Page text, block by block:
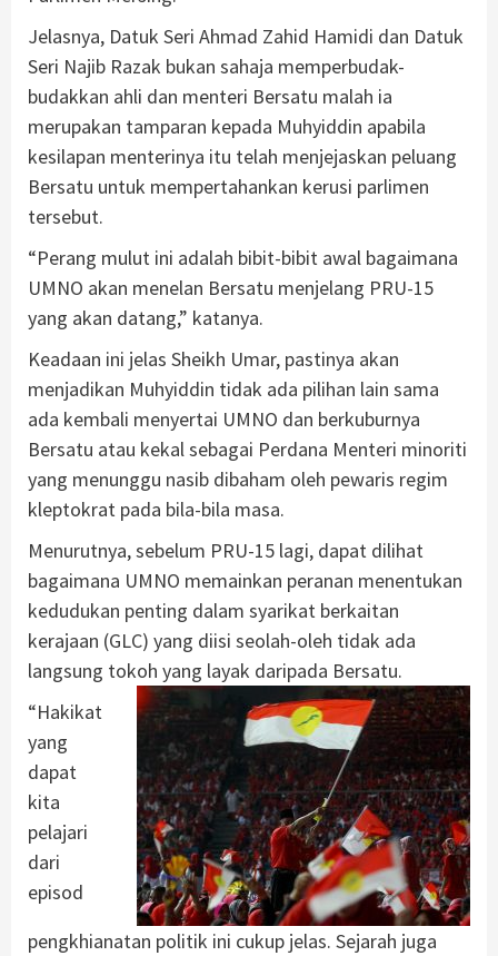
Jelasnya, Datuk Seri Ahmad Zahid Hamidi dan Datuk
Seri Najib Razak bukan sahaja memperbudak-
budakkan ahli dan menteri Bersatu malah ia
merupakan tamparan kepada Muhyiddin apabila
kesilapan menterinya itu telah menjejaskan peluang
Bersatu untuk mempertahankan kerusi parlimen
tersebut.
“Perang mulut ini adalah bibit-bibit awal bagaimana
UMNO akan menelan Bersatu menjelang PRU-15
yang akan datang,” katanya.
Keadaan ini jelas Sheikh Umar, pastinya akan
menjadikan Muhyiddin tidak ada pilihan lain sama
ada kembali menyertai UMNO dan berkuburnya
Bersatu atau kekal sebagai Perdana Menteri minoriti
yang menunggu nasib dibaham oleh pewaris regim
kleptokrat pada bila-bila masa.
Menurutnya, sebelum PRU-15 lagi, dapat dilihat
bagaimana UMNO memainkan peranan menentukan
kedudukan penting dalam syarikat berkaitan
kerajaan (GLC) yang diisi seolah-oleh tidak ada
langsung tokoh yang layak daripada Bersatu.
“Hakikat
yang
dapat
kita
pelajari
dari
episod
pengkhianatan politik ini cukup jelas. Sejarah juga